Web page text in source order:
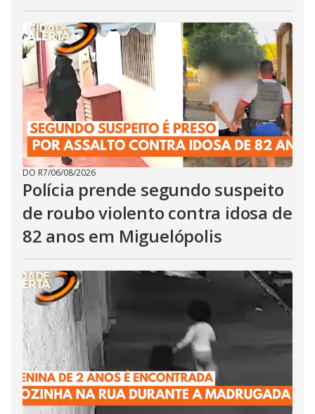
DO R7/06/08/2026
Polícia prende segundo suspeito
de roubo violento contra idosa de
82 anos em Miguelópolis